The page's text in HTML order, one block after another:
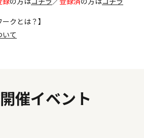
クとは？】
いて
催イベント